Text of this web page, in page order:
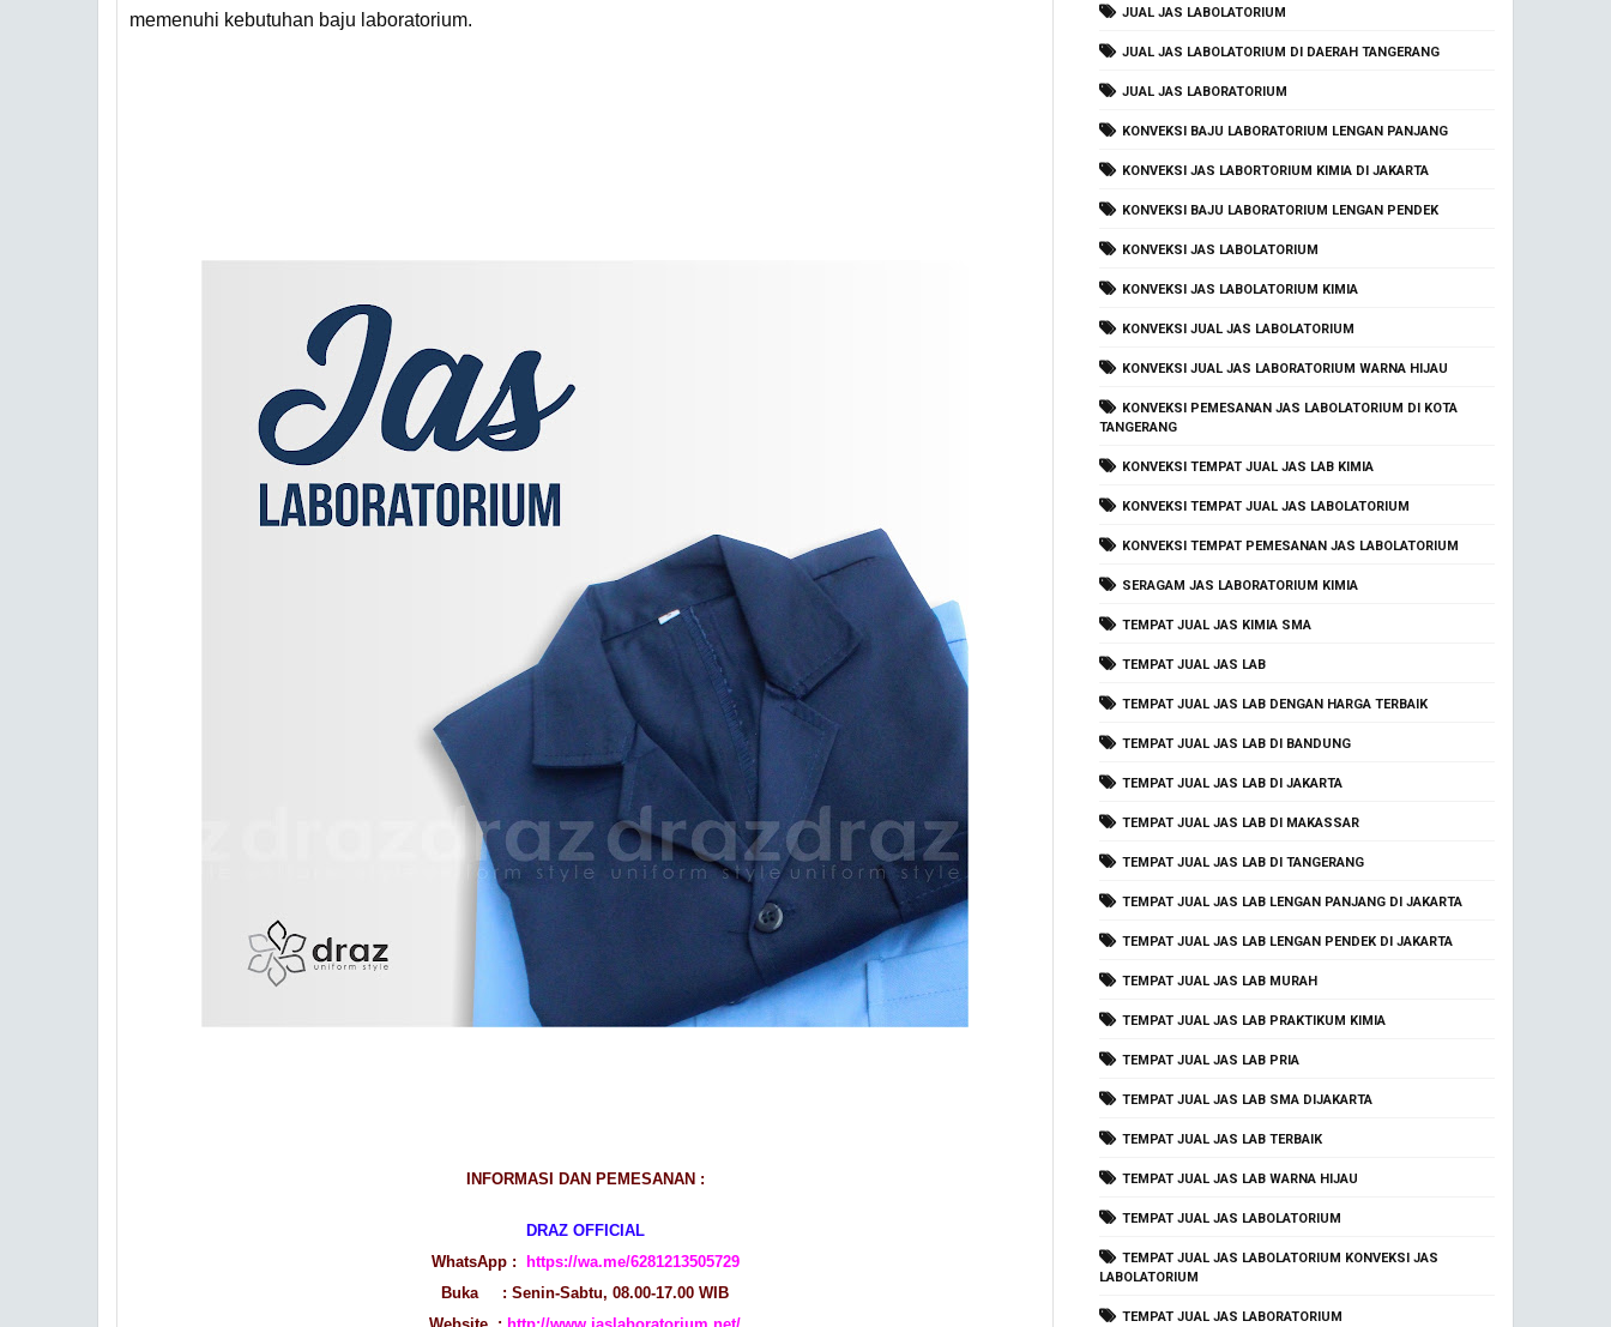
memenuhi kebutuhan baju laboratorium.
INFORMASI DAN PEMESANAN :
DRAZ OFFICIAL
WhatsApp :
https://wa.me/6281213505729
Buka : Senin-Sabtu, 08.00-17.00 WIB
JUAL JAS LABOLATORIUM
JUAL JAS LABOLATORIUM DI DAERAH TANGERANG
JUAL JAS LABORATORIUM
KONVEKSI BAJU LABORATORIUM LENGAN PANJANG
KONVEKSI JAS LABORTORIUM KIMIA DI JAKARTA
KONVEKSI BAJU LABORATORIUM LENGAN PENDEK
KONVEKSI JAS LABOLATORIUM
KONVEKSI JAS LABOLATORIUM KIMIA
KONVEKSI JUAL JAS LABOLATORIUM
KONVEKSI JUAL JAS LABORATORIUM WARNA HIJAU
KONVEKSI PEMESANAN JAS LABOLATORIUM DI KOTA
TANGERANG
KONVEKSI TEMPAT JUAL JAS LAB KIMIA
KONVEKSI TEMPAT JUAL JAS LABOLATORIUM
KONVEKSI TEMPAT PEMESANAN JAS LABOLATORIUM
SERAGAM JAS LABORATORIUM KIMIA
TEMPAT JUAL JAS KIMIA SMA
TEMPAT JUAL JAS LAB
TEMPAT JUAL JAS LAB DENGAN HARGA TERBAIK
TEMPAT JUAL JAS LAB DI BANDUNG
TEMPAT JUAL JAS LAB DI JAKARTA
TEMPAT JUAL JAS LAB DI MAKASSAR
TEMPAT JUAL JAS LAB DI TANGERANG
TEMPAT JUAL JAS LAB LENGAN PANJANG DI JAKARTA
TEMPAT JUAL JAS LAB LENGAN PENDEK DI JAKARTA
TEMPAT JUAL JAS LAB MURAH
TEMPAT JUAL JAS LAB PRAKTIKUM KIMIA
TEMPAT JUAL JAS LAB PRIA
TEMPAT JUAL JAS LAB SMA DIJAKARTA
TEMPAT JUAL JAS LAB TERBAIK
TEMPAT JUAL JAS LAB WARNA HIJAU
TEMPAT JUAL JAS LABOLATORIUM
TEMPAT JUAL JAS LABOLATORIUM KONVEKSI JAS
LABOLATORIUM
TEMPAT JUAL JAS LABORATORIUM